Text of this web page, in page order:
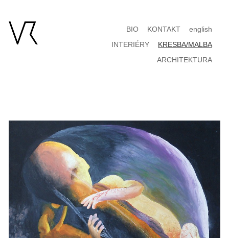
english
KONTAKT
BIO
KRESBA/MALBA
INTERIÉRY
ARCHITEKTURA